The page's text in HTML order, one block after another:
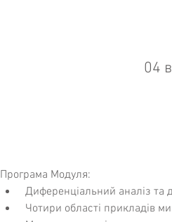
04
Програма Модуля:
Диференціальний аналіз та
Чотири області прикладів